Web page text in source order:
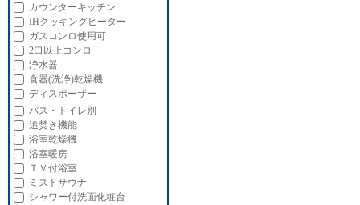
カウンターキッチン
IHクッキングヒーター
ガスコンロ使用可
2口以上コンロ
浄水器
食器(洗浄)乾燥機
ディスポーザー
バス・トイレ別
追焚き機能
浴室乾燥機
浴室暖房
ＴＶ付浴室
ミストサウナ
シャワー付洗面化粧台